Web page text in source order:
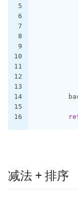
5
6
7
8
9
10
11
12
13
14
15
16
减法 + 排序